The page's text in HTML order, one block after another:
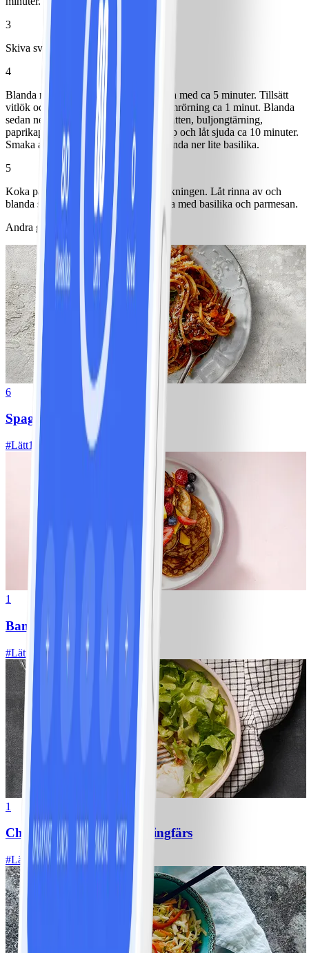
3
Skiva svamp och finhacka vitlök.
4
Blanda ner svamp i grytan och låt steka med ca 5 minuter. Tillsätt
vitlök och tomatpuré och stek under omrörning ca 1 minut. Blanda
sedan ner vinäger, krossade tomater, vatten, buljongtärning,
paprikapulver och quornfärs. Koka upp och låt sjuda ca 10 minuter.
Smaka av med salt och peppar och blanda ner lite basilika.
5
Koka pasta enligt anvisning på förpackningen. Låt rinna av och
blanda sedan ner pastan i ragun. Toppa med basilika och parmesan.
Andra gillade också
6
Spagetti med köttfärssås
#Lätt10 MIN
1
Bananpannkakor
#Lätt 5 MIN
1
Chili con carne med kycklingfärs
#Lätt